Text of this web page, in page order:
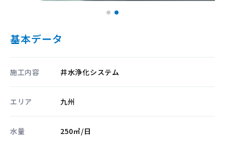
基本データ
施工内容 井水浄化システム
エリア 九州
水量 250㎥/日